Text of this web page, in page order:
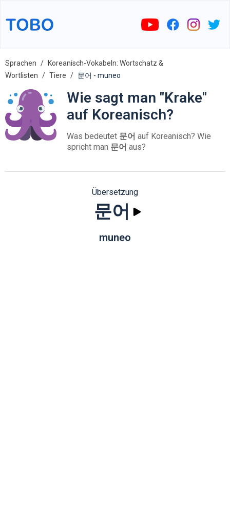
Sprachen
Koreanisch-Vokabeln: Wortschatz &
Wortlisten
Tiere 문어 - muneo
Wie sagt man "Krake"
auf Koreanisch?
Was bedeutet 문어 auf Koreanisch? Wie
spricht man 문어 aus?
Übersetzung
문어
muneo